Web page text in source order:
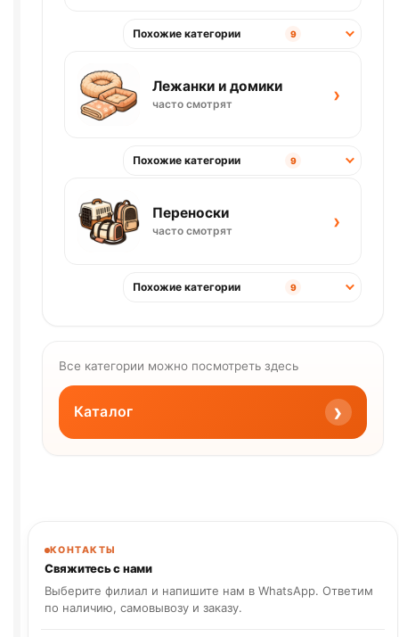
Похожие категории 9
Лежанки и домики
часто смотрят ›
Похожие категории 9
Переноски
часто смотрят ›
Похожие категории 9
Все категории можно посмотреть здесь
Каталог ›
КОНТАКТЫ
Свяжитесь с нами
Выберите филиал и напишите нам в WhatsApp. Ответим
по наличию, самовывозу и заказу.